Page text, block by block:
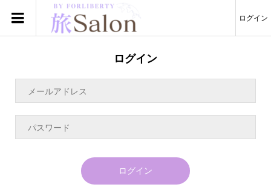
ログイン
ログイン
ログイン